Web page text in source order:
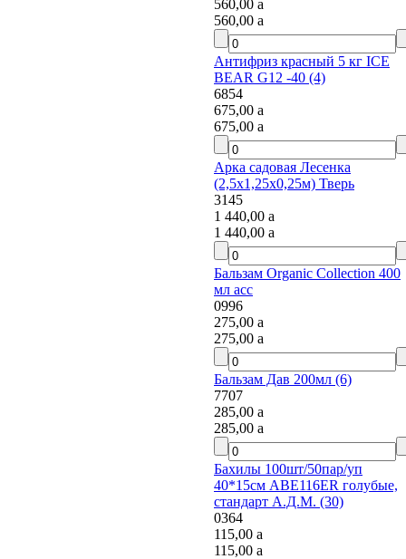
560,00a
560,00a
Антифриз красный 5 кг ICE
BEAR G12 -40 (4)
6854
675,00a
675,00a
Арка садовая Лесенка
(2,5х1,25х0,25м) Тверь
3145
1 440,00a
1 440,00a
Бальзам Organic Collection 400
мл асс
0996
275,00a
275,00a
Бальзам Дав 200мл (6)
7707
285,00a
285,00a
Бахилы 100шт/50пар/уп
40*15см ABE116ER голубые,
стандарт А.Д.М. (30)
0364
115,00a
115,00a